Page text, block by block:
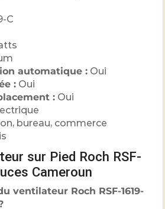
C
automatique : Oui
: Oui
: Oui
bureau, commerce
sur Pied Roch RSF-
Cameroun
ventilateur Roch RSF-1619-